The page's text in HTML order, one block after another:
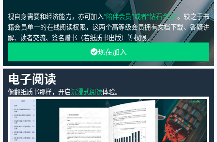
视自身需要和经济能力，亦可加入“陪伴会员”或者“钻石会员”。较之于书
籍会员单一的在线阅读权限，这两个高等级会员拥有文档下载、答疑讲
解、读者交流、签名赠书（若纸质书出版）等权限。
现在加入
电子阅读
像翻纸质书那样，开启沉浸式阅读体验。